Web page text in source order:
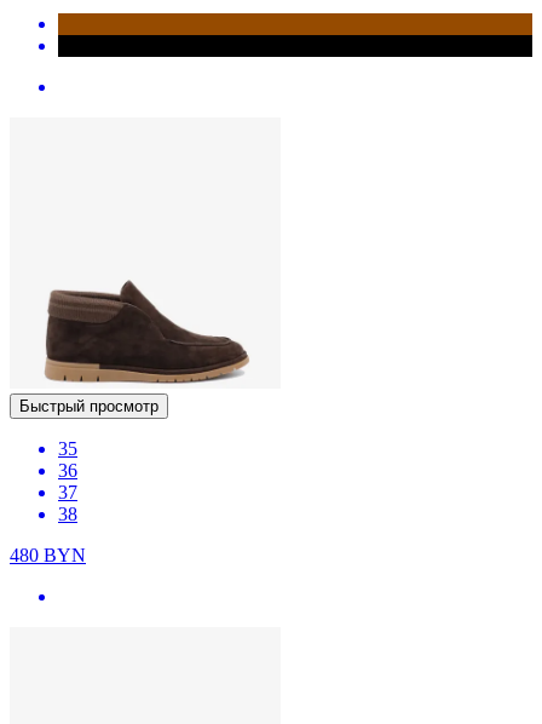
Быстрый просмотр
35
36
37
38
480 BYN